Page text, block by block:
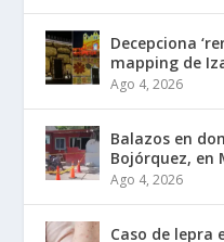
Decepciona
mapping de
Ago 4, 2026
Balazos en
Bojórquez, en
Ago 4, 2026
Caso de lepra